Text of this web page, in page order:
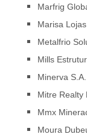
Marfrig
Marisa
Metalfrio
Mills
Minerva S.A.
Mitre Realty
Mmx
Moura